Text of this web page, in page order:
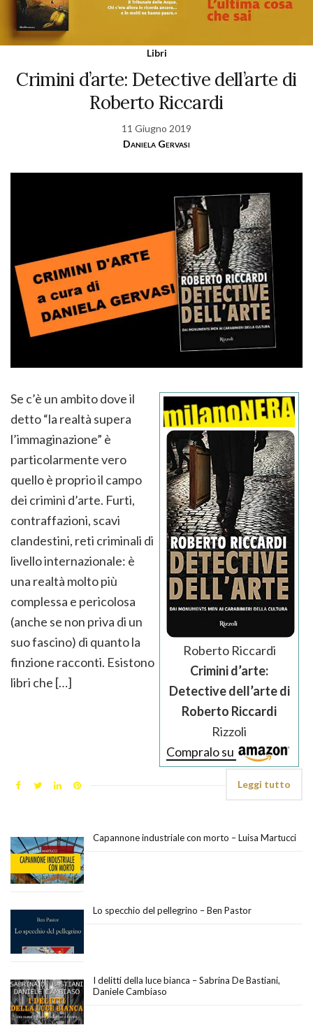
Libri
Crimini d’arte: Detective dell’arte di
Roberto Riccardi
11 Giugno 2019
Daniela Gervasi
Roberto Riccardi
Crimini d’arte:
Detective dell’arte di
Roberto Riccardi
Rizzoli
Compralo su
Se c’è un ambito dove il
detto “la realtà supera
l’immaginazione” è
particolarmente vero
quello è proprio il campo
dei crimini d’arte. Furti,
contraffazioni, scavi
clandestini, reti criminali di
livello internazionale: è
una realtà molto più
complessa e pericolosa
(anche se non priva di un
suo fascino) di quanto la
finzione racconti. Esistono
libri che […]
Leggi tutto
Capannone industriale con morto – Luisa Martucci
Lo specchio del pellegrino – Ben Pastor
I delitti della luce bianca – Sabrina De Bastiani,
Daniele Cambiaso